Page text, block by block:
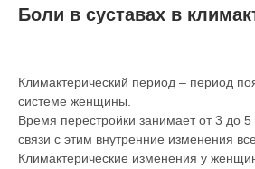
Боли в суставах в
Климактерический период – период
системе женщины.
Время перестройки занимает от 3 до
связи с этим внутренние изменения
Климактерические изменения у